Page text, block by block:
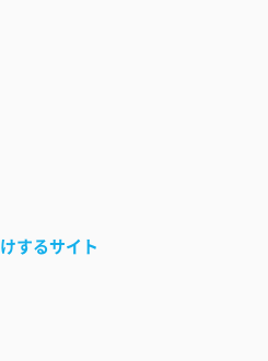
するサイト